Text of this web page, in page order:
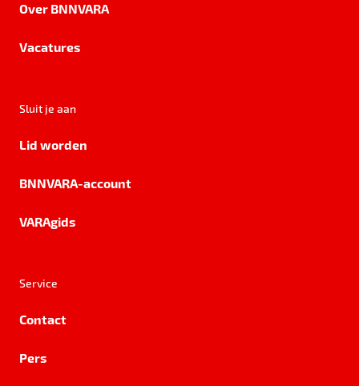
Over BNNVARA
Vacatures
Sluit je aan
Lid worden
BNNVARA-account
VARAgids
Service
Contact
Pers